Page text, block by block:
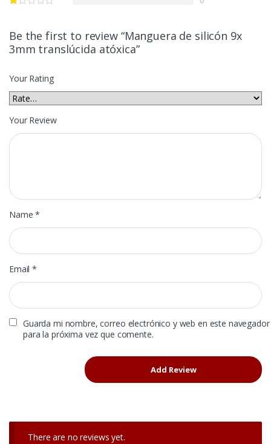
Be the first to review “Manguera de silicón 9x
3mm translúcida atóxica”
Your Rating
Your Review
Name*
Email*
Guarda mi nombre, correo electrónico y web en este navegador
para la próxima vez que comente.
There are no reviews yet.